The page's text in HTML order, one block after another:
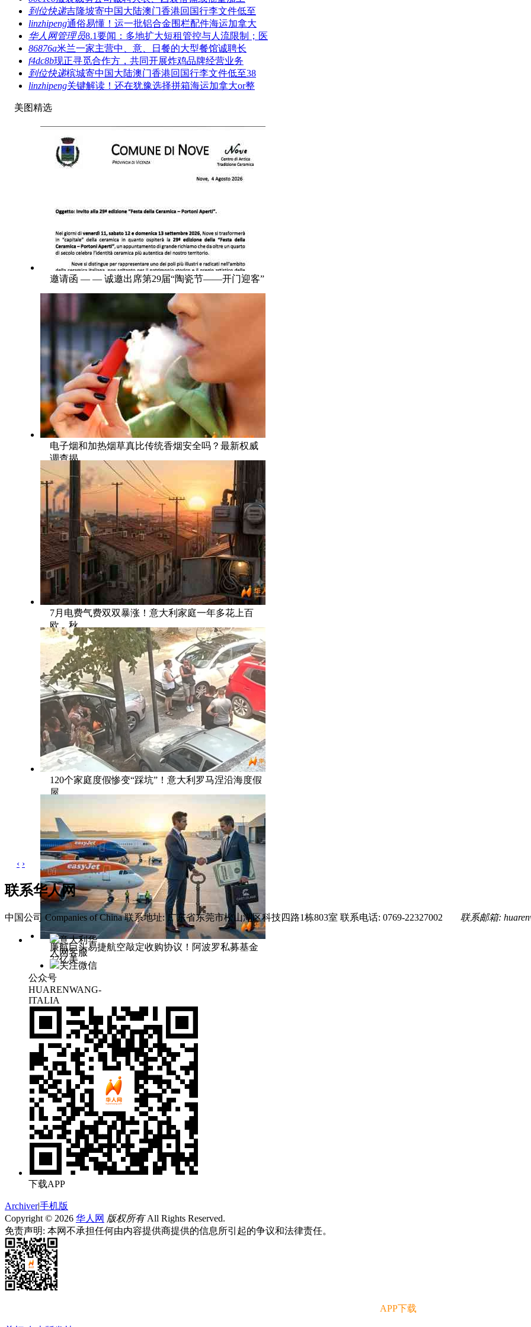
到位快递吉隆坡寄中国大陆澳门香港回国行李文件低至
linzhipeng通俗易懂！运一批铝合金围栏配件海运加拿大
华人网管理员8.1要闻：多地扩大短租管控与人流限制；医
86876a米兰一家主营中、意、日餐的大型餐馆诚聘长
f4dc8b现正寻觅合作方，共同开展炸鸡品牌经营业务
到位快递槟城寄中国大陆澳门香港回国行李文件低至38
linzhipeng关键解读！还在犹豫选择拼箱海运加拿大or整
美图精选
邀请函 — — 诚邀出席第29届“陶瓷节——开门迎客”
电子烟和加热烟草真比传统香烟安全吗？最新权威
调查揭
7月电费气费双双暴涨！意大利家庭一年多花上百
欧，秋
120个家庭度假惨变“踩坑”！意大利罗马涅沿海度假
屋
廉航巨头易捷航空敲定收购协议！阿波罗私募基金
77亿美
‹ ›
联系华人网
中国公司 Companies of China 联系地址: 广东省东莞市松山湖区科技四路1栋803室 联系电话: 0769-22327002 联系邮箱:
意大利华
人网客服
关注微信
公众号
HUARENWANG-
ITALIA
下载APP
Archiver|手机版
Copyright © 2026 华人网 版权所有All Rights Reserved.
免责声明: 本网不承担任何由内容提供商提供的信息所引起的争议和法律责任。
APP下载